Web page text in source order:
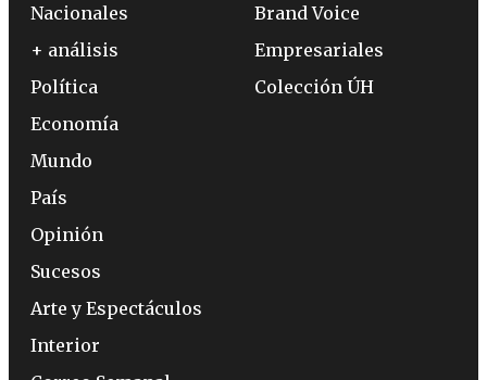
Nacionales
+ análisis
Política
Economía
Mundo
País
Opinión
Sucesos
Arte y Espectáculos
Interior
Brand Voice
Empresariales
Colección ÚH